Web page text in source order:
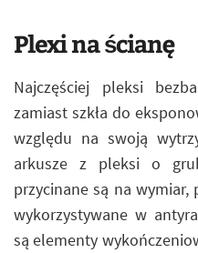
Plexi na ścianę
Najczęściej pleksi
zamiast szkła do
względu na swoją
arkusze z pleksi o
przycinane są na
wykorzystywane w
są elementy